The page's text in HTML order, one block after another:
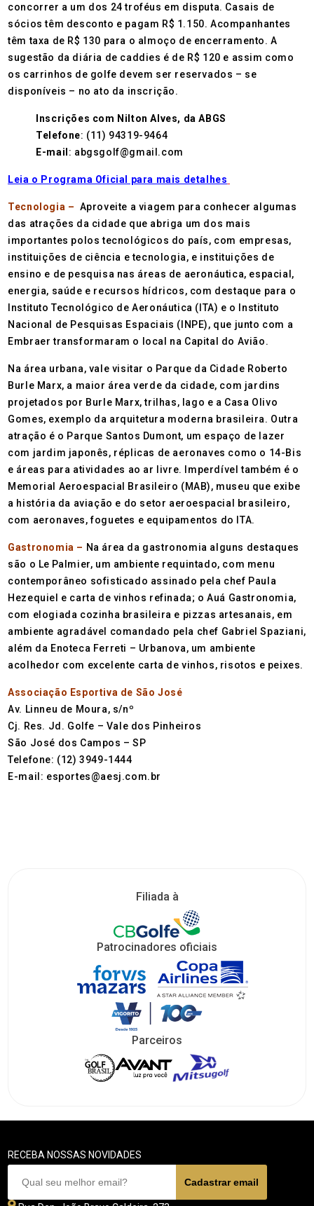
concorrer a um dos 24 troféus em disputa. Casais de
sócios têm desconto e pagam R$ 1.150. Acompanhantes
têm taxa de R$ 130 para o almoço de encerramento. A
sugestão da diária de caddies é de R$ 120 e assim como
os carrinhos de golfe devem ser reservados – se
disponíveis – no ato da inscrição.
Inscrições com Nilton Alves, da ABGS
Telefone: (11) 94319-9464
E-mail : abgsgolf@gmail.com
Leia o Programa Oficial para mais detalhes
Tecnologia – Aproveite a viagem para conhecer algumas
das atrações da cidade que abriga um dos mais
importantes polos tecnológicos do país, com empresas,
instituições de ciência e tecnologia, e instituições de
ensino e de pesquisa nas áreas de aeronáutica, espacial,
energia, saúde e recursos hídricos, com destaque para o
Instituto Tecnológico de Aeronáutica (ITA) e o Instituto
Nacional de Pesquisas Espaciais (INPE), que junto com a
Embraer transformaram o local na Capital do Avião.
Na área urbana, vale visitar o Parque da Cidade Roberto
Burle Marx, a maior área verde da cidade, com jardins
projetados por Burle Marx, trilhas, lago e a Casa Olivo
Gomes, exemplo da arquitetura moderna brasileira. Outra
atração é o Parque Santos Dumont, um espaço de lazer
com jardim japonês, réplicas de aeronaves como o 14-Bis
e áreas para atividades ao ar livre. Imperdível também é o
Memorial Aeroespacial Brasileiro (MAB), museu que exibe
a história da aviação e do setor aeroespacial brasileiro,
com aeronaves, foguetes e equipamentos do ITA.
Gastronomia – Na área da gastronomia alguns destaques
são o Le Palmier, um ambiente requintado, com menu
contemporâneo sofisticado assinado pela chef Paula
Hezequiel e carta de vinhos refinada; o Auá Gastronomia,
com elogiada cozinha brasileira e pizzas artesanais, em
ambiente agradável comandado pela chef Gabriel Spaziani,
além da Enoteca Ferreti – Urbanova, um ambiente
acolhedor com excelente carta de vinhos, risotos e peixes.
Associação Esportiva de São José
Av. Linneu de Moura, s/nº
Cj. Res. Jd. Golfe – Vale dos Pinheiros
São José dos Campos – SP
Telefone: (12) 3949-1444
E-mail: esportes@aesj.com.br
Filiada à
Patrocinadores oficiais
Parceiros
RECEBA NOSSAS NOVIDADES